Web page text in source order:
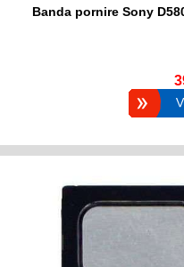
Banda pornire Sony